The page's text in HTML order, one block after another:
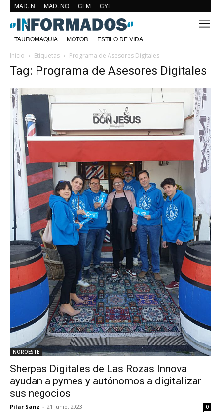
MAD. N MAD. NO CLM CYL
TAUROMAQUIA MOTOR
ESTILO DE VIDA
Inicio
Etiquetas Programa de Asesores Digitales
Tag: Programa de Asesores Digitales
NOROESTE
Sherpas Digitales de Las Rozas Innova
ayudan a pymes y autónomos a digitalizar
sus negocios
Pilar Sanz - 21 junio, 2023 0